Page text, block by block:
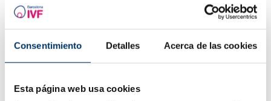
Consentimiento Detalles Acerca de las cookies
Esta página web usa cookies
Buongiorno dottore ho 25 anni sono sposata da
più di 2 anni e non ho ancora avuto una
gravidanza a mio marito che ha 35 anni non è
illuminarmi